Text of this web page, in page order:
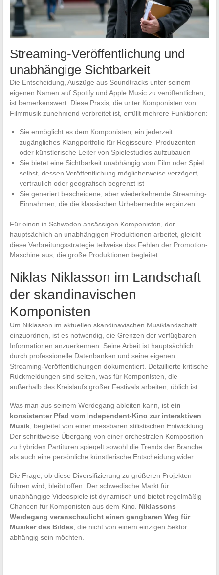
Streaming-Veröffentlichung und
unabhängige Sichtbarkeit
Die Entscheidung, Auszüge aus Soundtracks unter seinem
eigenen Namen auf Spotify und Apple Music zu veröffentlichen,
ist bemerkenswert. Diese Praxis, die unter Komponisten von
Filmmusik zunehmend verbreitet ist, erfüllt mehrere Funktionen:
Sie ermöglicht es dem Komponisten, ein jederzeit
zugängliches Klangportfolio für Regisseure, Produzenten
oder künstlerische Leiter von Spielestudios aufzubauen
Sie bietet eine Sichtbarkeit unabhängig vom Film oder Spiel
selbst, dessen Veröffentlichung möglicherweise verzögert,
vertraulich oder geografisch begrenzt ist
Sie generiert bescheidene, aber wiederkehrende Streaming-
Einnahmen, die die klassischen Urheberrechte ergänzen
Für einen in Schweden ansässigen Komponisten, der
hauptsächlich an unabhängigen Produktionen arbeitet, gleicht
diese Verbreitungsstrategie teilweise das Fehlen der Promotion-
Maschine aus, die große Produktionen begleitet.
Niklas Niklasson im Landschaft
der skandinavischen
Komponisten
Um Niklasson im aktuellen skandinavischen Musiklandschaft
einzuordnen, ist es notwendig, die Grenzen der verfügbaren
Informationen anzuerkennen. Seine Arbeit ist hauptsächlich
durch professionelle Datenbanken und seine eigenen
Streaming-Veröffentlichungen dokumentiert. Detaillierte kritische
Rückmeldungen sind selten, was für Komponisten, die
außerhalb des Kreislaufs großer Festivals arbeiten, üblich ist.
Was man aus seinem Werdegang ableiten kann, ist ein
konsistenter Pfad vom Independent-Kino zur interaktiven
Musik, begleitet von einer messbaren stilistischen Entwicklung.
Der schrittweise Übergang von einer orchestralen Komposition
zu hybriden Partituren spiegelt sowohl die Trends der Branche
als auch eine persönliche künstlerische Entscheidung wider.
Die Frage, ob diese Diversifizierung zu größeren Projekten
führen wird, bleibt offen. Der schwedische Markt für
unabhängige Videospiele ist dynamisch und bietet regelmäßig
Chancen für Komponisten aus dem Kino. Niklassons
Werdegang veranschaulicht einen gangbaren Weg für
Musiker des Bildes , die nicht von einem einzigen Sektor
abhängig sein möchten.